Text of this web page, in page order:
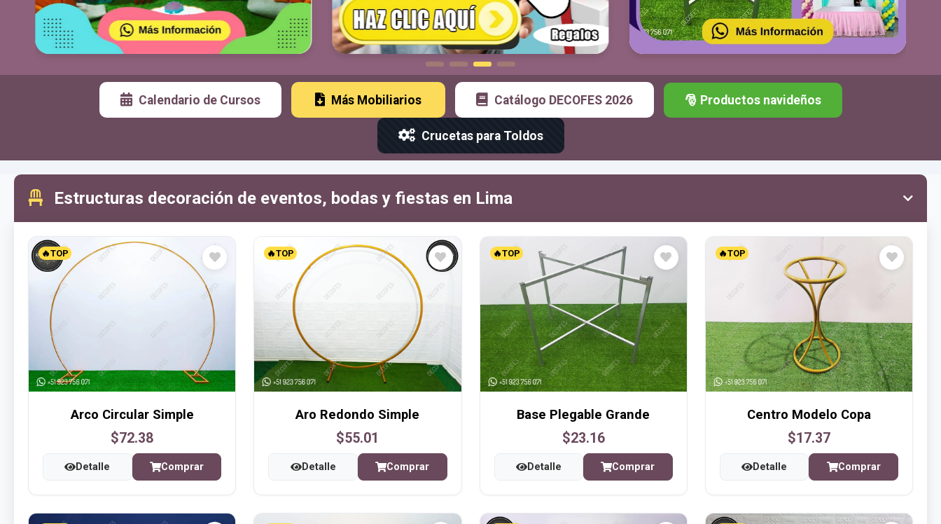
Calendario de Cursos Más Mobiliarios Catálogo DECOFES 2026 🎅 Productos navideños
Crucetas para Toldos
Estructuras decoración de eventos, bodas y fiestas en Lima
🔥TOP
Arco Circular Simple
$72.38
Detalle Comprar
🔥TOP
Aro Redondo Simple
$55.01
Detalle Comprar
🔥TOP
Base Plegable Grande
$23.16
Detalle Comprar
🔥TOP
Centro Modelo Copa
$17.37
Detalle Comprar